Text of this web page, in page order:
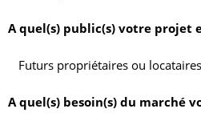
A quel(s) public(s) votre projet
Futurs propriétaires ou
A quel(s) besoin(s) du marché